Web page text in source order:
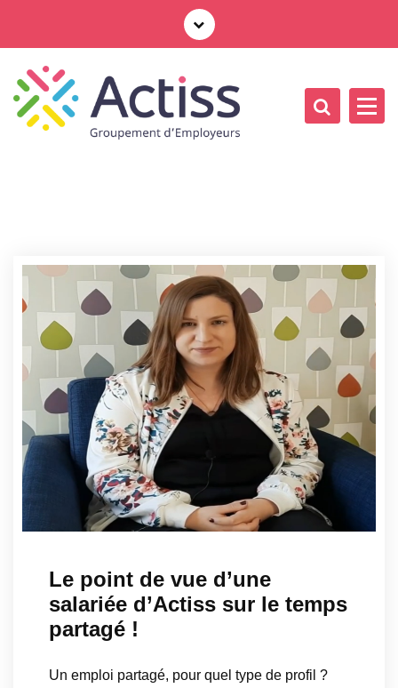
Le point de vue d’une
salariée d’Actiss sur le temps
partagé !
Un emploi partagé, pour quel type de profil ?